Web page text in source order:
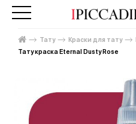
Тату Краски для тату
Тату краска Eternal Dusty Rose